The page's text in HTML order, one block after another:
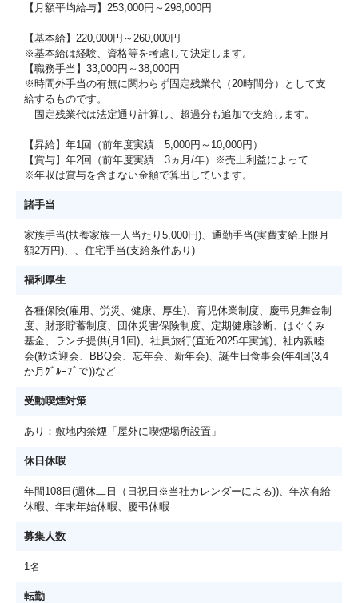
【月額平均給与】253,000円～298,000円
【基本給】220,000円～260,000円
※基本給は経験、資格等を考慮して決定します。
【職務手当】33,000円～38,000円
※時間外手当の有無に関わらず固定残業代（20時間分）として支
給するものです。
固定残業代は法定通り計算し、超過分も追加で支給します。
【昇給】年1回（前年度実績 5,000円～10,000円）
【賞与】年2回（前年度実績 3ヵ月/年）※売上利益によって
※年収は賞与を含まない金額で算出しています。
諸手当
家族手当(扶養家族一人当たり5,000円)、通勤手当(実費支給上限月
額2万円)、、住宅手当(支給条件あり)
福利厚生
各種保険(雇用、労災、健康、厚生)、育児休業制度、慶弔見舞金制
度、財形貯蓄制度、団体災害保険制度、定期健康診断、はぐくみ
基金、ランチ提供(月1回)、社員旅行(直近2025年実施)、社内親睦
会(歓送迎会、BBQ会、忘年会、新年会)、誕生日食事会(年4回(3,4
か月ｸﾞﾙｰﾌﾟで))など
受動喫煙対策
あり：敷地内禁煙「屋外に喫煙場所設置」
休日休暇
年間108日(週休二日（日祝日※当社カレンダーによる))、年次有給
休暇、年末年始休暇、慶弔休暇
募集人数
1名
転勤